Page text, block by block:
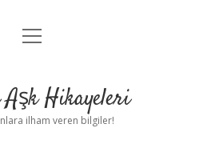
Anasayfa
Uyarı
menüyü
Hikayeleri
ilham veren bilgiler!